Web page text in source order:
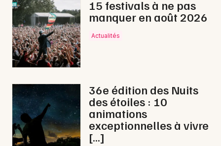
15 festivals à ne pas
manquer en août 2026
Actualités
36e édition des Nuits
des étoiles : 10
animations
exceptionnelles à vivre
[…]